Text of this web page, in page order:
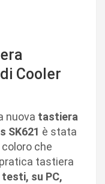
Cooler
nuova tastiera
SK621 è stata
che
tastiera
su PC,